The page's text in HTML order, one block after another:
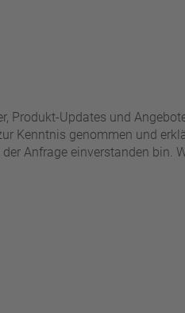
Updates und
Kenntnis genommen und
Anfrage einverstanden bin.